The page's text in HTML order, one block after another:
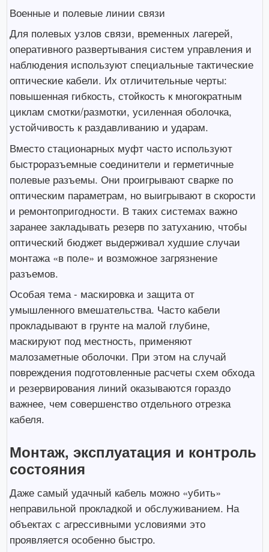
Военные и полевые линии связи
Для полевых узлов связи, временных лагерей,
оперативного развертывания систем управления и
наблюдения используют специальные тактические
оптические кабели. Их отличительные черты:
повышенная гибкость, стойкость к многократным
циклам смотки/размотки, усиленная оболочка,
устойчивость к раздавливанию и ударам.
Вместо стационарных муфт часто используют
быстроразъемные соединители и герметичные
полевые разъемы. Они проигрывают сварке по
оптическим параметрам, но выигрывают в скорости
и ремонтопригодности. В таких системах важно
заранее закладывать резерв по затуханию, чтобы
оптический бюджет выдерживал худшие случаи
монтажа «в поле» и возможное загрязнение
разъемов.
Особая тема - маскировка и защита от
умышленного вмешательства. Часто кабели
прокладывают в грунте на малой глубине,
маскируют под местность, применяют
малозаметные оболочки. При этом на случай
повреждения подготовленные расчеты схем обхода
и резервирования линий оказываются гораздо
важнее, чем совершенство отдельного отрезка
кабеля.
Монтаж, эксплуатация и контроль
состояния
Даже самый удачный кабель можно «убить»
неправильной прокладкой и обслуживанием. На
объектах с агрессивными условиями это
проявляется особенно быстро.